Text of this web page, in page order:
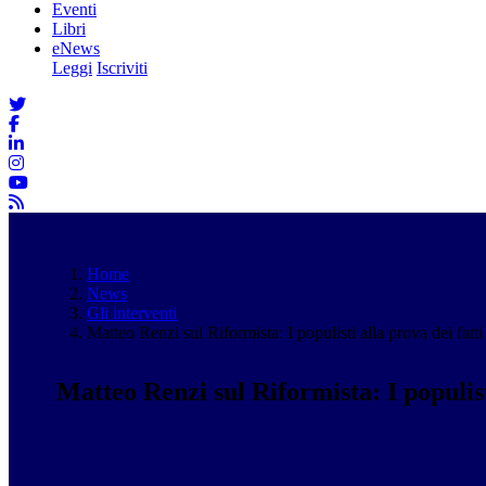
Eventi
Libri
eNews
Leggi Iscriviti
Home
News
Gli interventi
Matteo Renzi sul Riformista: I populisti alla prova dei fatti
Matteo Renzi sul Riformista: I